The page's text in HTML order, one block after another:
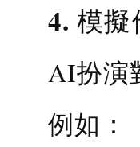
4. 模
AI扮演
例如：